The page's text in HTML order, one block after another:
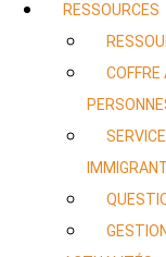
RESSOURCES